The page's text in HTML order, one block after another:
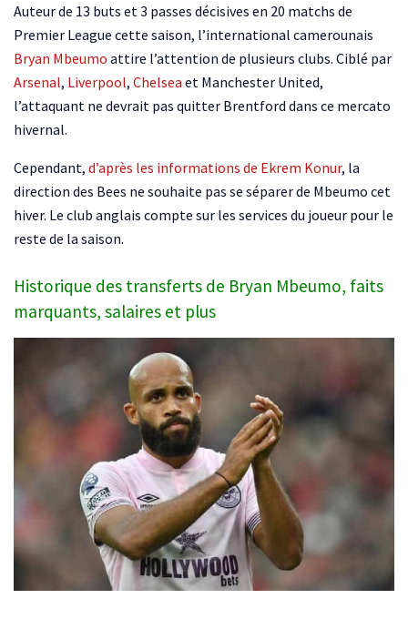
Auteur de 13 buts et 3 passes décisives en 20 matchs de
Premier League cette saison, l’international camerounais
Bryan Mbeumo attire l’attention de plusieurs clubs. Ciblé par
Arsenal, Liverpool, Chelsea et Manchester United,
l’attaquant ne devrait pas quitter Brentford dans ce mercato
hivernal.
Cependant, d’après les informations de Ekrem Konur, la
direction des Bees ne souhaite pas se séparer de Mbeumo cet
hiver. Le club anglais compte sur les services du joueur pour le
reste de la saison.
Historique des transferts de Bryan Mbeumo, faits
marquants, salaires et plus